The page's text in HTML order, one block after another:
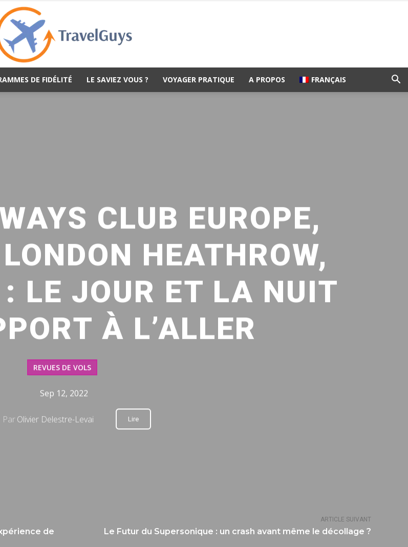
DE FIDÉLITÉ LE SAVIEZ VOUS ? VOYAGER PRATIQUE A PROPOS FRANÇAIS
de
ARTICLE SUIVANT
Le Futur du Supersonique : un crash avant même le décollage ?
CLUB EUROPE,
HEATHROW,
LE JOUR ET LA NUIT
À L’ALLER
REVUES DE VOLS
Sep 12, 2022
ParOlivier Delestre-Levai Lire